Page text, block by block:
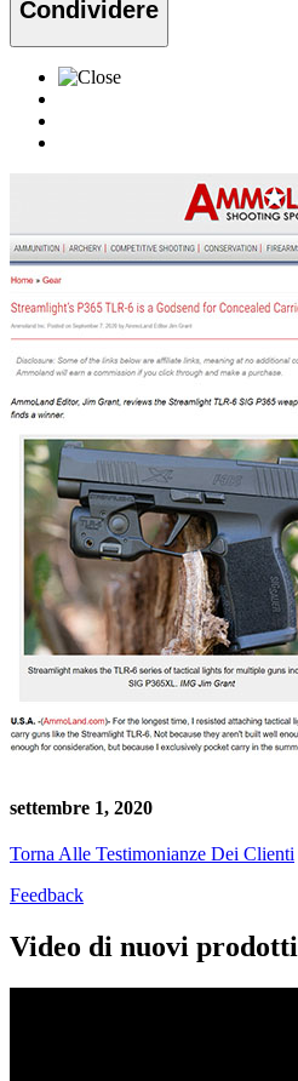
Condividere
settembre 1, 2020
Torna Alle Testimonianze Dei Clienti
Feedback
Video di nuovi prodotti